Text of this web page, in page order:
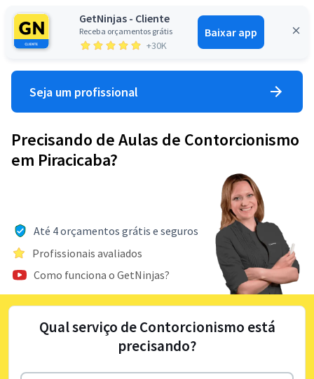
GetNinjas - Cliente
Receba orçamentos grátis
+30K
Baixar app
Entrar
Seja um profissional
Precisando de Aulas de Contorcionismo
em Piracicaba?
Até 4 orçamentos grátis e seguros
Profissionais avaliados
Como funciona o GetNinjas?
Qual serviço de Contorcionismo está
precisando?